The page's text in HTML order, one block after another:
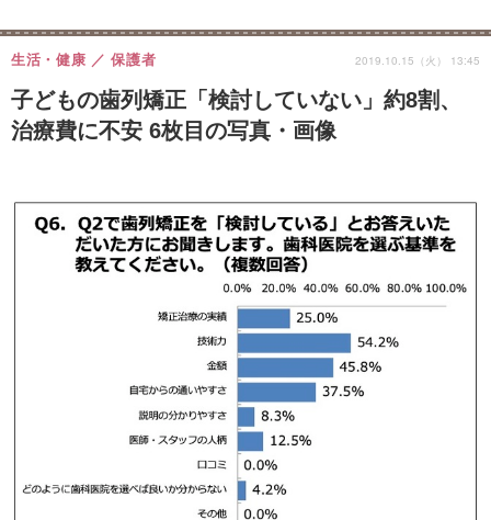
子どもの歯列矯正「検討していない」約8割、
治療費に不安 6枚目の写真・画像
生活・健康 保護者 2019.10.15（火） 13:45